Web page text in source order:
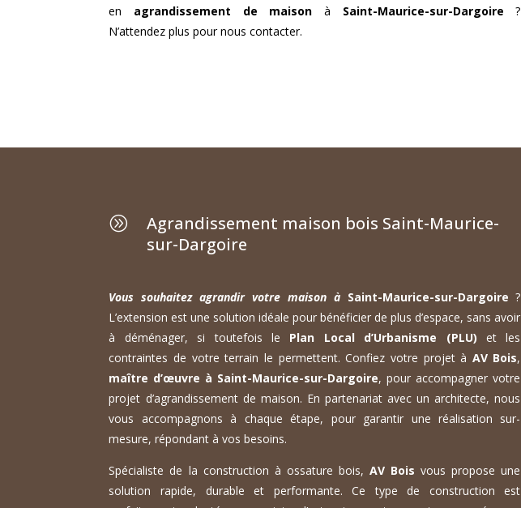
en agrandissement de maison à Saint-Maurice-sur-Dargoire ?
N’attendez plus pour nous contacter.
A
Agrandissement maison bois Saint-Maurice-
sur-Dargoire
Vous souhaitez agrandir votre maison à Saint-Maurice-sur-Dargoire ?
L’extension est une solution idéale pour bénéficier de plus d’espace, sans avoir
à déménager, si toutefois le Plan Local d’Urbanisme (PLU) et les
contraintes de votre terrain le permettent. Confiez votre projet à AV Bois,
maître d’œuvre à Saint-Maurice-sur-Dargoire, pour accompagner votre
projet d’agrandissement de maison. En partenariat avec un architecte, nous
vous accompagnons à chaque étape, pour garantir une réalisation sur-
mesure, répondant à vos besoins.
Spécialiste de la construction à ossature bois,AV Bois vous propose une
solution rapide, durable et performante. Ce type de construction est